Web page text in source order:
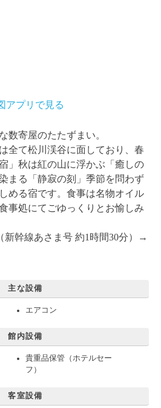
アプリで見る
数寄屋のたたずまい。
全て松川渓谷に面しており、春
」秋は紅の山に浮かぶ「癒しの
まる「静寂の刻」季節を問わず
める宿です。食事は名物オイル
事処にてごゆっくりとお愉しみ
幹線あさま号 約1時間30分）→
主な設備
エアコン
館内設備
貴重品保管（ホテルセー
フ）
客室設備